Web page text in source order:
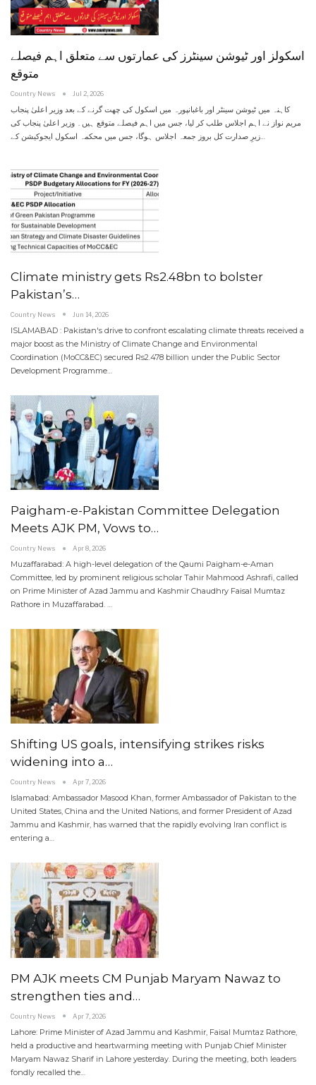
اسکولز اور ٹیوشن سینٹرز کی عمارتوں سے متعلق اہم فیصلے
متوقع
Country News Jul 2, 2026
کاہنہ میں ٹیوشن سینٹر اور باغبانپورہ میں اسکول کی چھت گرنے کے بعد وزیر اعلیٰ پنجاب
مریم نواز نے اہم اجلاس طلب کر لیا، جس میں اہم فیصلے متوقع ہیں۔ وزیر اعلیٰ پنجاب کی
زیرِ صدارت کل بروز جمعہ اجلاس ہوگا، جس میں محکمہ اسکول ایجوکیشن کے…
Climate ministry gets Rs2.48bn to bolster
Pakistan’s…
Country News Jun 14, 2026
ISLAMABAD : Pakistan's drive to confront escalating climate threats received a
major boost as the Ministry of Climate Change and Environmental
Coordination (MoCC&EC) secured Rs2.478 billion under the Public Sector
Development Programme
Paigham-e-Pakistan Committee Delegation
Meets AJK PM, Vows to…
Country News Apr 8, 2026
Muzaffarabad: A high-level delegation of the Qaumi Paigham-e-Aman
Committee, led by prominent religious scholar Tahir Mahmood Ashrafi, called
on Prime Minister of Azad Jammu and Kashmir Chaudhry Faisal Mumtaz
Rathore in Muzaffarabad. …
Shifting US goals, intensifying strikes risks
widening into a…
Country News Apr 7, 2026
Islamabad: Ambassador Masood Khan, former Ambassador of Pakistan to the
United States, China and the United Nations, and former President of Azad
Jammu and Kashmir, has warned that the rapidly evolving Iran conflict is
entering a…
PM AJK meets CM Punjab Maryam Nawaz to
strengthen ties and…
Country News Apr 7, 2026
Lahore: Prime Minister of Azad Jammu and Kashmir, Faisal Mumtaz Rathore,
held a productive and heartwarming meeting with Punjab Chief Minister
Maryam Nawaz Sharif in Lahore yesterday. During the meeting, both leaders
fondly recalled the